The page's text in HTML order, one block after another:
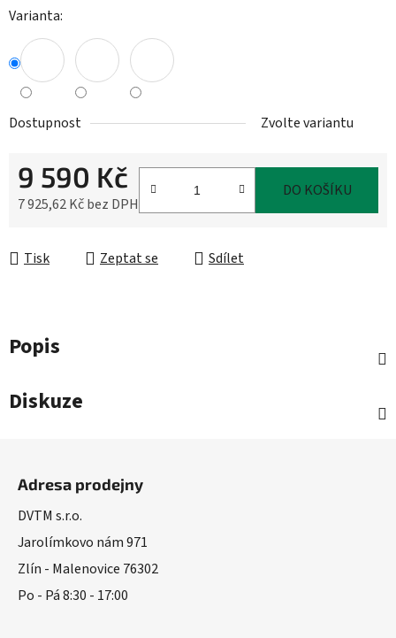
Varianta:
Dostupnost Zvolte variantu
9 590 Kč
7 925,62 Kč bez DPH
DO KOŠÍKU
Tisk Zeptat se Sdílet
Popis
Diskuze
Adresa prodejny
DVTM s.r.o.
Jarolímkovo nám 971
Zlín - Malenovice 76302
Po - Pá 8:30 - 17:00